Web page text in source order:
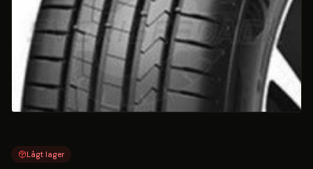
Lågt lager